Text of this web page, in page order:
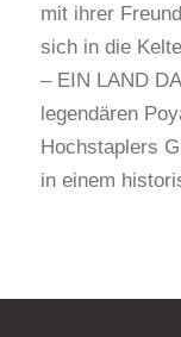
mit ihrer
sich in die
– EIN LAND
legendären
Hochstaplers
in einem